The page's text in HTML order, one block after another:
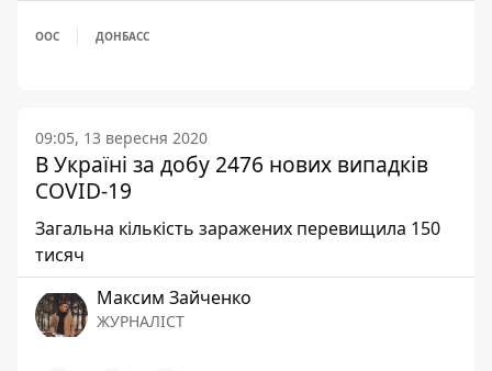
ООС ДОНБАСС
09:05, 13 вересня 2020
В Україні за добу 2476 нових випадків
COVID-19
Загальна кількість заражених перевищила 150
тисяч
Максим Зайченко
ЖУРНАЛІСТ